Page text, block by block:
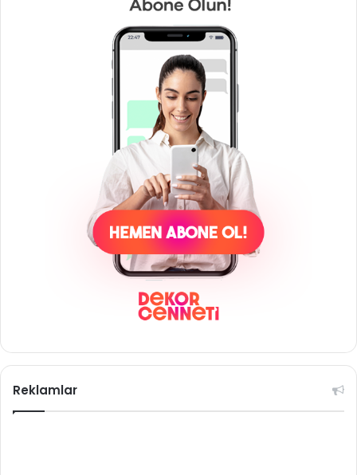
Reklamlar